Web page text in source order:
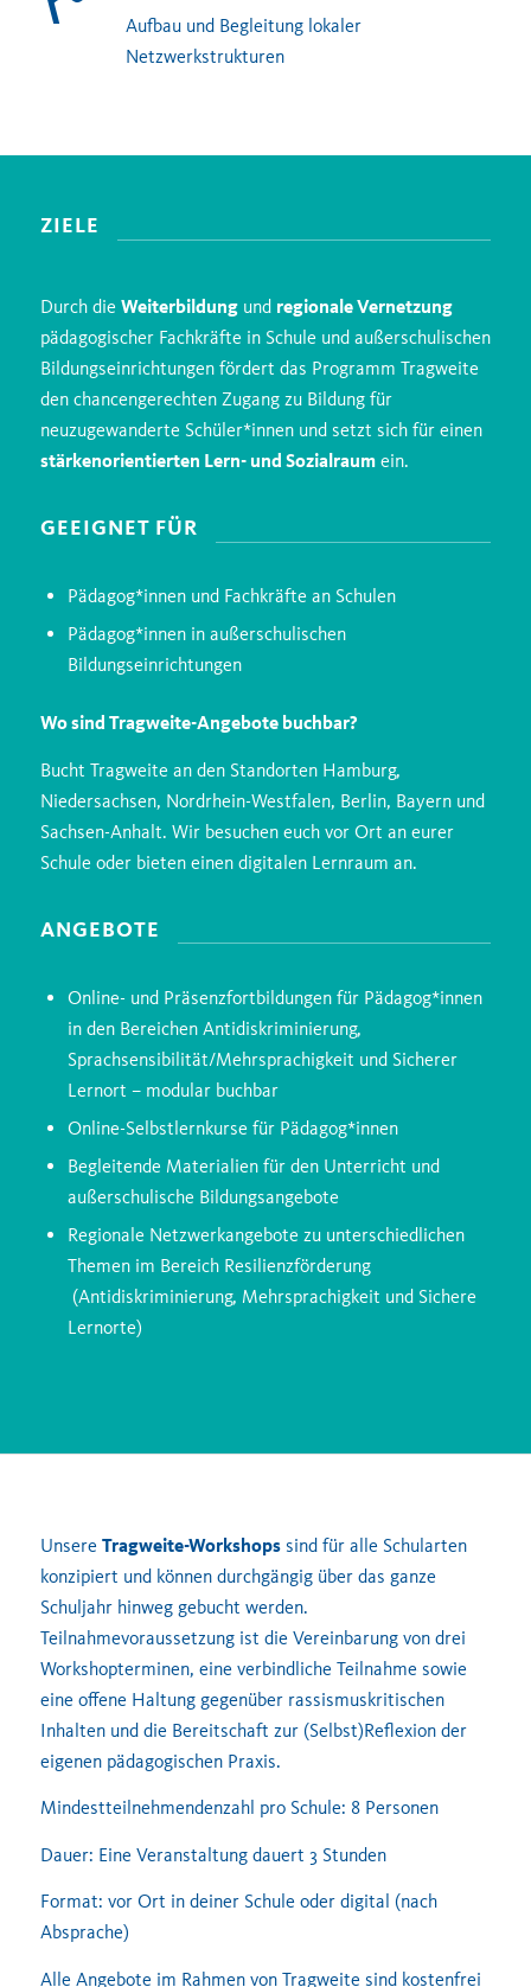
Aufbau und Begleitung lokaler
Netzwerkstrukturen
ZIELE
Durch die Weiterbildungund regionale Vernetzung
pädagogischer Fachkräfte in Schule und außerschulischen
Bildungseinrichtungen fördert das Programm Tragweite
den chancengerechten Zugang zu Bildung für
neuzugewanderte Schüler*innen und setzt sich für einen
stärkenorientierten Lern- und Sozialraumein.
GEEIGNET FÜR
Pädagog*innen und Fachkräfte an Schulen
Pädagog*innen in außerschulischen
Bildungseinrichtungen
Wo sind Tragweite-Angebote buchbar?
Bucht Tragweite an den Standorten Hamburg,
Niedersachsen, Nordrhein-Westfalen, Berlin, Bayern und
Sachsen-Anhalt. Wir besuchen euch vor Ort an eurer
Schule oder bieten einen digitalen Lernraum an.
ANGEBOTE
Online- und Präsenzfortbildungen für Pädagog*innen
in den Bereichen Antidiskriminierung,
Sprachsensibilität/Mehrsprachigkeit und Sicherer
Lernort – modular buchbar
Online-Selbstlernkurse für Pädagog*innen
Begleitende Materialien für den Unterricht und
außerschulische Bildungsangebote
Regionale Netzwerkangebote zu unterschiedlichen
Themen im Bereich Resilienzförderung
(Antidiskriminierung, Mehrsprachigkeit und Sichere
Lernorte)
Unsere Tragweite-Workshopssind für alle Schularten
konzipiert und können durchgängig über das ganze
Schuljahr hinweg gebucht werden.
Teilnahmevoraussetzung ist die Vereinbarung von drei
Workshopterminen, eine verbindliche Teilnahme sowie
eine offene Haltung gegenüber rassismuskritischen
Inhalten und die Bereitschaft zur (Selbst)Reflexion der
eigenen pädagogischen Praxis.
Mindestteilnehmendenzahl pro Schule: 8 Personen
Dauer: Eine Veranstaltung dauert 3 Stunden
Format: vor Ort in deiner Schule oder digital (nach
Absprache)
Alle Angebote im Rahmen von Tragweite sind kostenfrei